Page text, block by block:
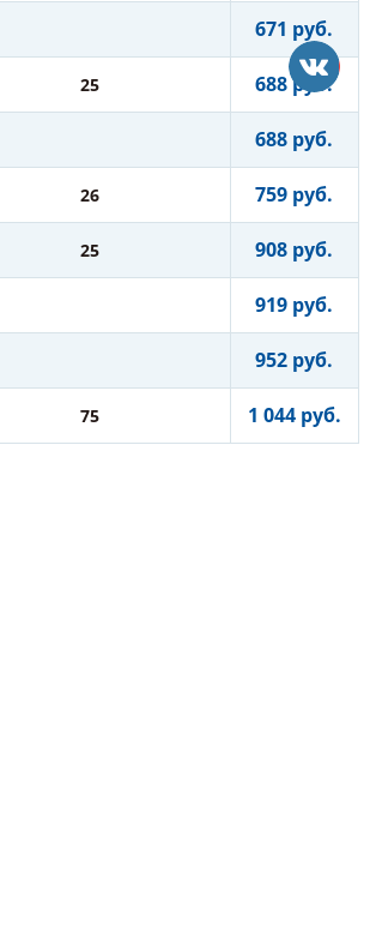
671 руб.
25 688 руб.
688 руб.
26 759 руб.
25 908 руб.
919 руб.
952 руб.
75 1 044 руб.